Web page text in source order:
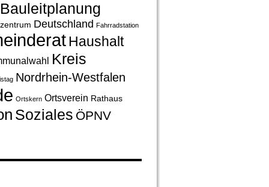
Bauleitplanung
Deutschland Fahrradstation
Haushalt
Kreis
Nordrhein-Westfalen
Ortskern Ortsverein Rathaus
Soziales ÖPNV